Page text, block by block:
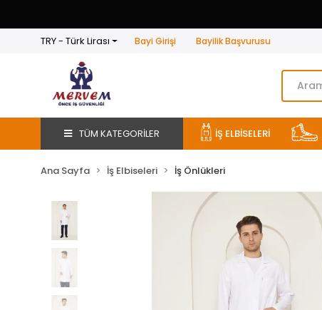
TRY - Türk Lirası Bayi Girişi Bayilik Başvurusu
TÜM KATEGORİLER İŞ ELBİSELERİ
Ana Sayfa İş Elbiseleri İş Önlükleri